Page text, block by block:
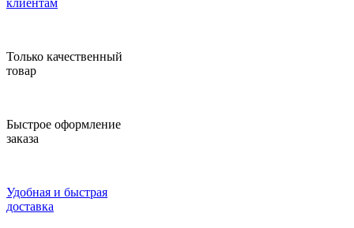
клиентам
Только качественный
товар
Быстрое оформление
заказа
Удобная и быстрая
доставка